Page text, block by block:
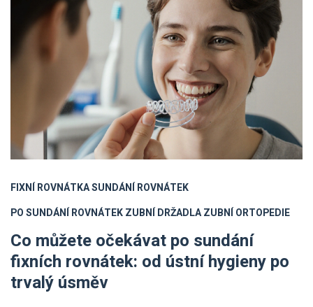
FIXNÍ ROVNÁTKASUNDÁNÍ ROVNÁTEK
PO SUNDÁNÍ ROVNÁTEKZUBNÍ DRŽADLAZUBNÍ ORTOPEDIE
Co můžete očekávat po sundání
fixních rovnátek: od ústní hygieny po
trvalý úsměv